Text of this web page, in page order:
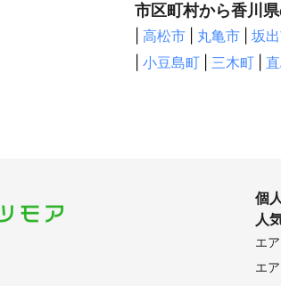
市区町村から香川
高松市 丸亀市 坂
小豆島町 三木町
個
人
エ
エ